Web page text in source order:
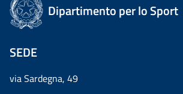
Dipartimento per lo Sport
SEDE
via Sardegna, 49